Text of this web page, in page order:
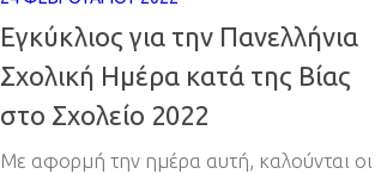
Εγκύκλιος για την Πανελλήνια
Σχολική Ημέρα κατά της Βίας
στο Σχολείο 2022
Με αφορμή την ημέρα αυτή, καλούνται οι